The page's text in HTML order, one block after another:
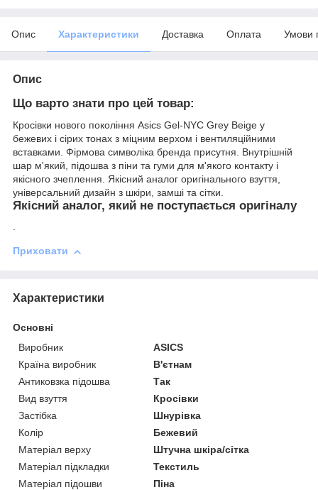
Опис Характеристики Доставка Оплата Умови
Опис
Що варто знати про цей товар:
Кросівки нового покоління Asics Gel-NYC Grey Beige у
бежевих і сірих тонах з міцним верхом і вентиляційними
вставками. Фірмова символіка бренда присутня. Внутрішній
шар м'який, підошва з піни та гуми для м'якого контакту і
якісного зчеплення. Якісний аналог оригінального взуття,
універсальний дизайн з шкіри, замші та сітки.
Якісний аналог, який не поступається оригіналу
.
Приховати
Характеристики
Основні
Виробник
ASICS
Країна виробник
В'єтнам
Антиковзка підошва
Так
Вид взуття
Кросівки
Застібка
Шнурівка
Колір
Бежевий
Матеріал верху
Штучна шкіра/сітка
Матеріал підкладки
Текстиль
Матеріал підошви
Піна